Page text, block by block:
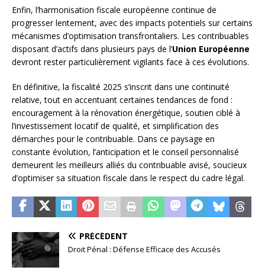
Enfin, l’harmonisation fiscale européenne continue de
progresser lentement, avec des impacts potentiels sur certains
mécanismes d’optimisation transfrontaliers. Les contribuables
disposant d’actifs dans plusieurs pays de l’Union Européenne
devront rester particulièrement vigilants face à ces évolutions.
En définitive, la fiscalité 2025 s’inscrit dans une continuité
relative, tout en accentuant certaines tendances de fond :
encouragement à la rénovation énergétique, soutien ciblé à
l’investissement locatif de qualité, et simplification des
démarches pour le contribuable. Dans ce paysage en
constante évolution, l’anticipation et le conseil personnalisé
demeurent les meilleurs alliés du contribuable avisé, soucieux
d’optimiser sa situation fiscale dans le respect du cadre légal.
PRÉCÉDENT
Droit Pénal : Défense Efficace des Accusés